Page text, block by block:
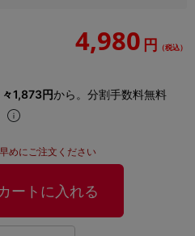
4,980 円 （税込）
1,873円から。分割手数料無料
めにご注文ください
ートに入れる